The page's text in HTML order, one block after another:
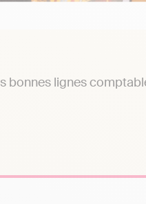
bonnes lignes